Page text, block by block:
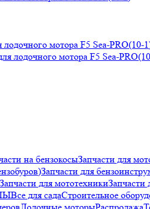
лодочного мотора F5 Sea-PRO(10-
на бензокосыЗапчасти для
Запчасти для
Запчасти для мототехники
Все для садаСтроительное